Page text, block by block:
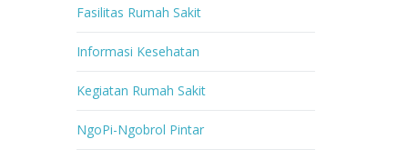
Fasilitas Rumah Sakit
Informasi Kesehatan
Kegiatan Rumah Sakit
NgoPi-Ngobrol Pintar